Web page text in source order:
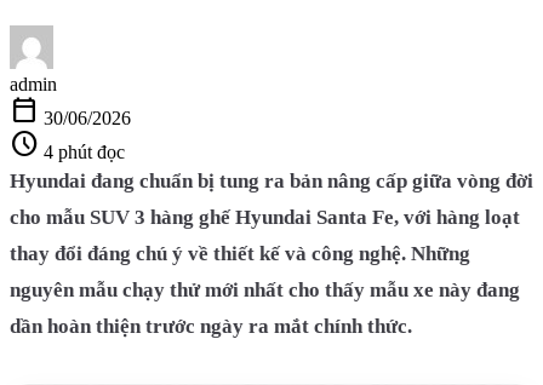
admin
calendar_today 30/06/2026
schedule 4 phút đọc
Hyundai đang chuẩn bị tung ra bản nâng cấp giữa vòng đời
cho mẫu SUV 3 hàng ghế Hyundai Santa Fe, với hàng loạt
thay đổi đáng chú ý về thiết kế và công nghệ. Những
nguyên mẫu chạy thử mới nhất cho thấy mẫu xe này đang
dần hoàn thiện trước ngày ra mắt chính thức.